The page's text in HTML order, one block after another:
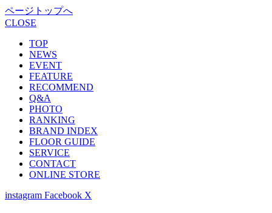
ページトップへ
CLOSE
TOP
NEWS
EVENT
FEATURE
RECOMMEND
Q&A
PHOTO
RANKING
BRAND INDEX
FLOOR GUIDE
SERVICE
CONTACT
ONLINE STORE
instagram Facebook X